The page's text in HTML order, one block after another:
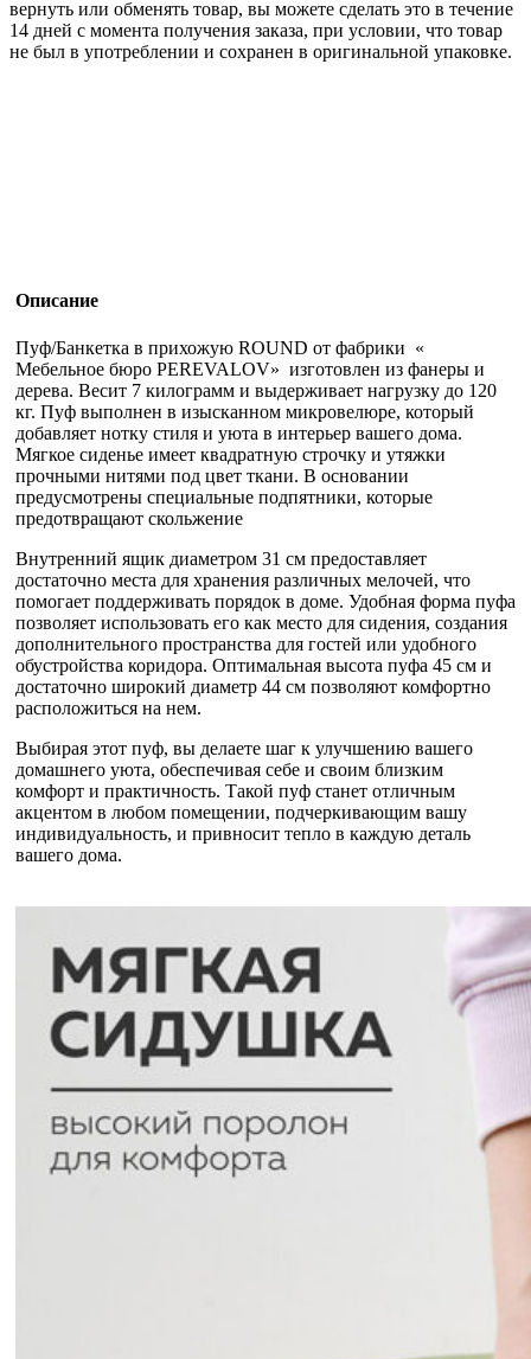
вернуть или обменять товар, вы можете сделать это в течение
14 дней с момента получения заказа, при условии, что товар
не был в употреблении и сохранен в оригинальной упаковке.
Описание
Пуф/Банкетка в прихожую ROUND от фабрики «
Мебельное бюро PEREVALOV» изготовлен из фанеры и
дерева. Весит 7 килограмм и выдерживает нагрузку до 120
кг. Пуф выполнен в изысканном микровелюре, который
добавляет нотку стиля и уюта в интерьер вашего дома.
Мягкое сиденье имеет квадратную строчку и утяжки
прочными нитями под цвет ткани. В основании
предусмотрены специальные подпятники, которые
предотвращают скольжение
Внутренний ящик диаметром 31 см предоставляет
достаточно места для хранения различных мелочей, что
помогает поддерживать порядок в доме. Удобная форма пуфа
позволяет использовать его как место для сидения, создания
дополнительного пространства для гостей или удобного
обустройства коридора. Оптимальная высота пуфа 45 см и
достаточно широкий диаметр 44 см позволяют комфортно
расположиться на нем.
Выбирая этот пуф, вы делаете шаг к улучшению вашего
домашнего уюта, обеспечивая себе и своим близким
комфорт и практичность. Такой пуф станет отличным
акцентом в любом помещении, подчеркивающим вашу
индивидуальность, и привносит тепло в каждую деталь
вашего дома.